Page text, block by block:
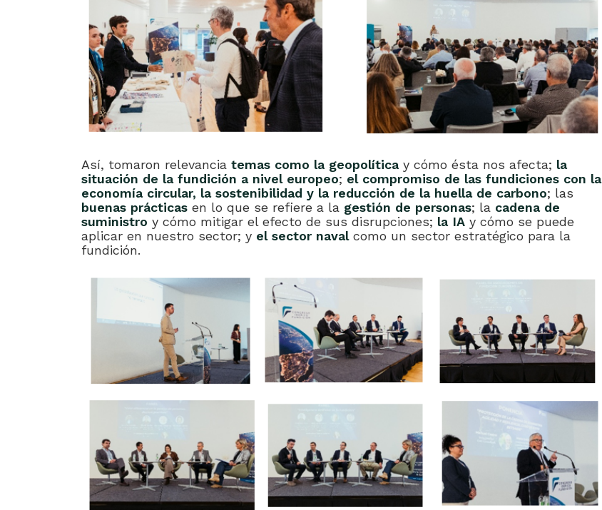
Así, tomaron relevancia temas como la geopolíticay cómo ésta nos afecta; la
situación de la fundición a nivel europeo; el compromiso de las fundiciones con la
economía circular, la sostenibilidad y la reducción de la huella de carbono; las
buenas prácticas en lo que se refiere a la gestión de personas; la cadena de
suministro y cómo mitigar el efecto de sus disrupciones; la IA y cómo se puede
aplicar en nuestro sector; y el sector naval como un sector estratégico para la
fundición.